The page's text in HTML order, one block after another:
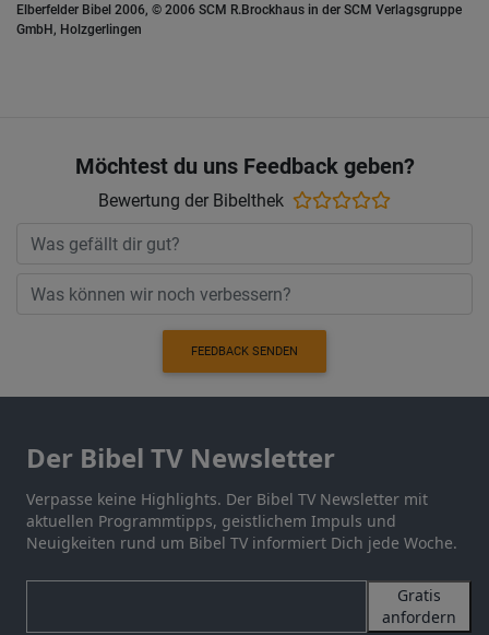
Elberfelder Bibel 2006, © 2006 SCM R.Brockhaus in der SCM Verlagsgruppe
GmbH, Holzgerlingen
Möchtest du uns Feedback geben?
Bewertung der Bibelthek
FEEDBACK SENDEN
Der Bibel TV Newsletter
Verpasse keine Highlights. Der Bibel TV Newsletter mit
aktuellen Programmtipps, geistlichem Impuls und
Neuigkeiten rund um Bibel TV informiert Dich jede Woche.
Gratis
anfordern